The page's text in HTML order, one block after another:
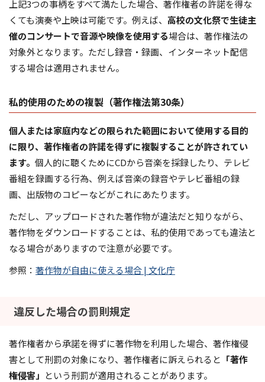
上記3つの事柄をすべて満たした場合、著作権者の許諾を得な
くても演奏や上映は可能です。例えば、 高校の文化祭で生徒主
催のコンサートで音源や映像を使用する場合は、著作権法の
対象外となります。ただし録音・録画、インターネット配信
する場合は適用されません。
私的使用のための複製（著作権法第30条）
個人または家庭内などの限られた範囲において使用する目的
に限り、著作権者の許諾を得ずに複製することが許されてい
ます。 個人的に聴くためにCDから音楽を採録したり、テレビ
番組を録画する行為、例えば音楽の録音やテレビ番組の録
画、出版物のコピーなどがこれにあたります。
ただし、アップロードされた著作物が違法だと知りながら、
著作物をダウンロードすることは、私的使用であっても違法と
なる場合がありますので注意が必要です。
参照： 著作物が自由に使える場合 | 文化庁
違反した場合の罰則規定
著作権者から承諾を得ずに著作物を利用した場合、著作権侵
害として刑罰の対象になり、著作権者に訴えられると 「著作
権侵害」 という刑罰が適用されることがあります。